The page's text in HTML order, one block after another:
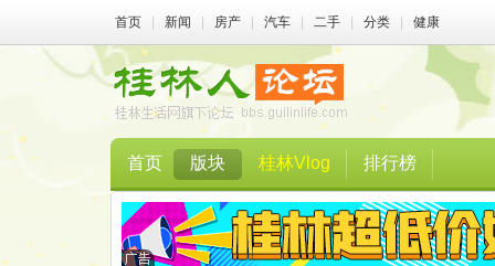
首页 新闻 房产 汽车 二手 分类 健康
首页 版块 桂林Vlog 排行榜